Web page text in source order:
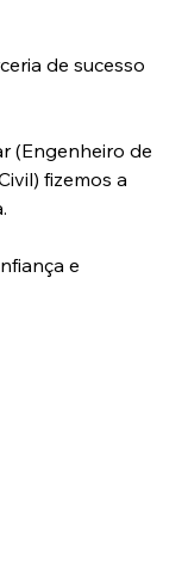
de sucesso
(Engenheiro de
fizemos a
e